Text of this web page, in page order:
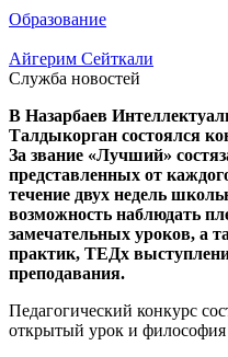
Образование
Айгерим Сейткали
Служба новостей
В Назарбаев
Талдыкорган состоялся
За звание «Лучший»
представленных от
течение двух недель
возможность наблюдать
замечательных уроков, а
практик, ТЕДх
преподавания.
Педагогический конкурс
открытый урок и